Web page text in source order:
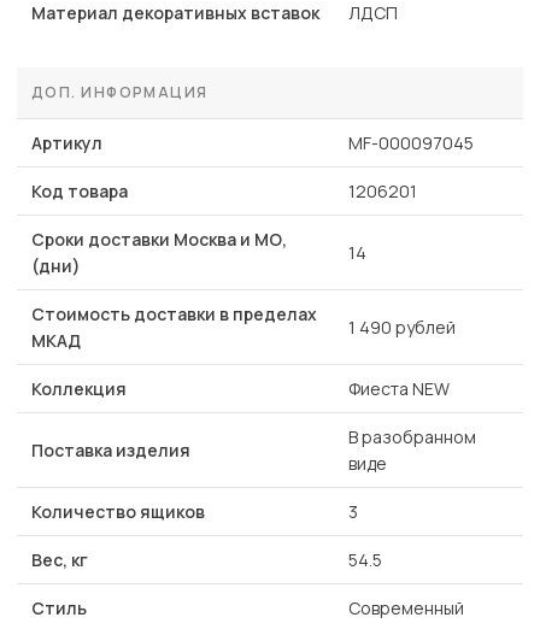
Материал декоративных вставок ЛДСП
ДОП. ИНФОРМАЦИЯ
Артикул MF-000097045
Код товара 1206201
Сроки доставки Москва и МО,
(дни)
14
Стоимость доставки в пределах
МКАД
1 490 рублей
Коллекция Фиеста NEW
Поставка изделия
В разобранном
виде
Количество ящиков 3
Вес, кг 54.5
Стиль Современный